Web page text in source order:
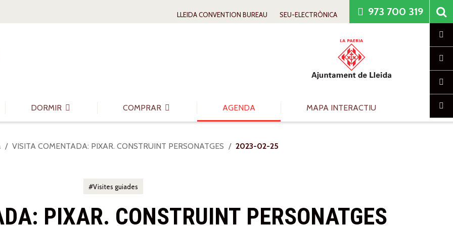
LLEIDA CONVENTION BUREAU SEU-ELECTRÒNICA 973 700 319
DORMIR COMPRAR AGENDA MAPA INTERACTIU
VISITA COMENTADA: PIXAR. CONSTRUINT PERSONATGES 2023-02-25
Visites guiades
PIXAR. CONSTRUINT PERSONATGES